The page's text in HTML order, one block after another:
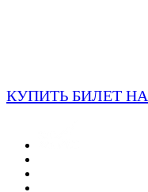
КУПИТЬ БИЛЕТ